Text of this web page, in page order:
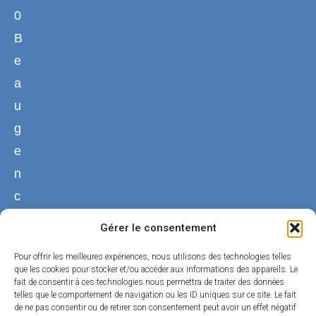
Gérer le consentement
Pour offrir les meilleures expériences, nous utilisons des technologies telles
que les cookies pour stocker et/ou accéder aux informations des appareils. Le
fait de consentir à ces technologies nous permettra de traiter des données
telles que le comportement de navigation ou les ID uniques sur ce site. Le fait
de ne pas consentir ou de retirer son consentement peut avoir un effet négatif
0
B
e
a
u
g
e
n
c
02
38
44
50